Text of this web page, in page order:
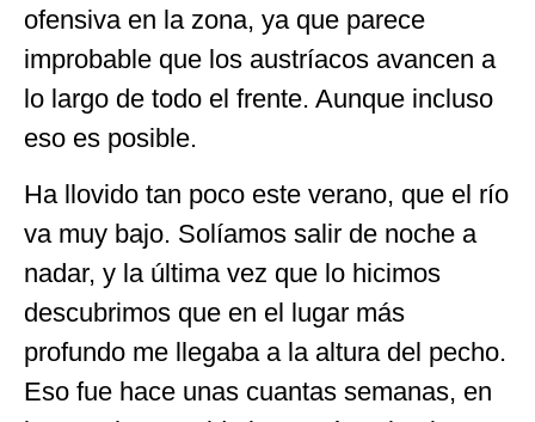
ofensiva en la zona, ya que parece
improbable que los austríacos avancen a
lo largo de todo el frente. Aunque incluso
eso es posible.
Ha llovido tan poco este verano, que el río
va muy bajo. Solíamos salir de noche a
nadar, y la última vez que lo hicimos
descubrimos que en el lugar más
profundo me llegaba a la altura del pecho.
Eso fue hace unas cuantas semanas, en